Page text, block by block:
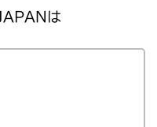
は